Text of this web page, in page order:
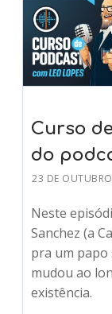
Curso
do
23 DE
Neste
Sanchez (a
pra um
mudou ao
existência.